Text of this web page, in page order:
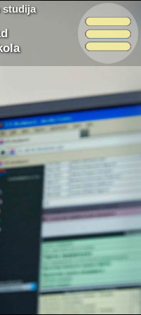
studija